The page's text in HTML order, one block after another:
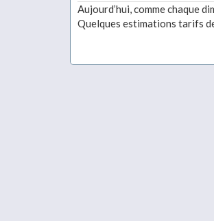
Aujourd’hui, comme chaque
Quelques estimations tarifs